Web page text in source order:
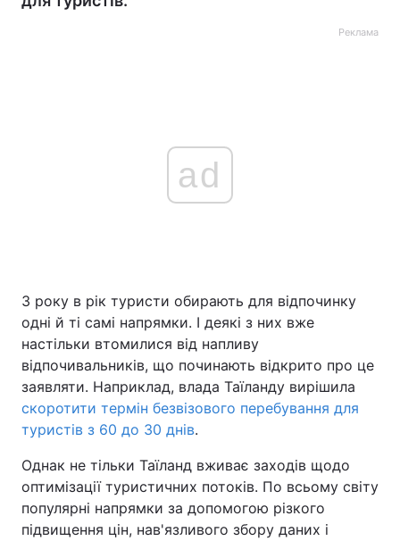
Реклама
ad
З року в рік туристи обирають для відпочинку
одні й ті самі напрямки. І деякі з них вже
настільки втомилися від напливу
відпочивальників, що починають відкрито про це
заявляти. Наприклад, влада Таїланду вирішила
скоротити термін безвізового перебування для
туристів з 60 до 30 днів.
Однак не тільки Таїланд вживає заходів щодо
оптимізації туристичних потоків. По всьому світу
популярні напрямки за допомогою різкого
підвищення цін, нав'язливого збору даних і